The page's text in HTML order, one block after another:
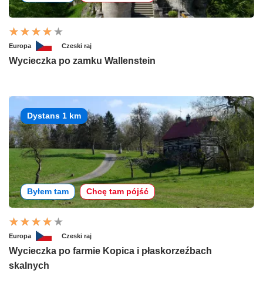
Europa Czeski raj
Wycieczka po zamku Wallenstein
Dystans 1 km
Byłem tam Chcę tam pójść
Europa Czeski raj
Wycieczka po farmie Kopica i płaskorzeźbach
skalnych